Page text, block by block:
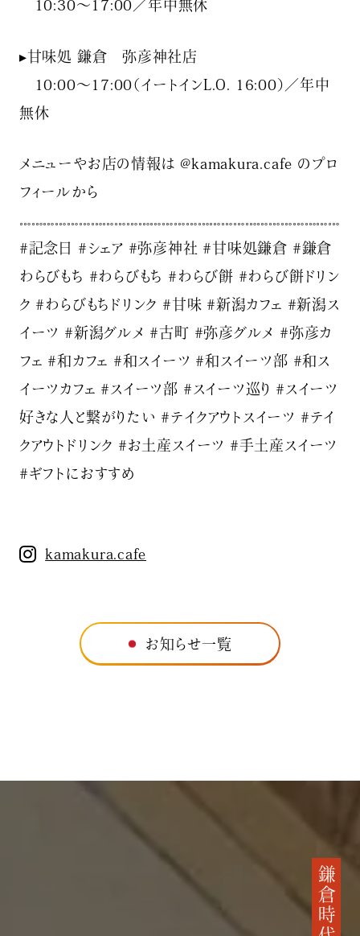
10:30～17:00／年中無休
▸甘味処 鎌倉 弥彦神社店
10:00～17:00（イートインL.O. 16:00）／年中
無休
メニューやお店の情報は @kamakura.cafe のプロ
フィールから
𓏧𓏧𓏧𓏧𓏧𓏧𓏧𓏧𓏧𓏧𓏧𓏧𓏧𓏧𓏧𓏧𓏧𓏧𓏧𓏧𓏧𓏧𓏧𓏧𓏧𓏧𓏧
#記念日 #シェア #弥彦神社 #甘味処鎌倉 #鎌倉
わらびもち #わらびもち #わらび餅 #わらび餅ドリン
ク #わらびもちドリンク #甘味 #新潟カフェ #新潟ス
イーツ #新潟グルメ #古町 #弥彦グルメ #弥彦カ
フェ #和カフェ #和スイーツ #和スイーツ部 #和ス
イーツカフェ #スイーツ部 #スイーツ巡り #スイーツ
好きな人と繋がりたい #テイクアウトスイーツ #テイ
クアウトドリンク #お土産スイーツ #手土産スイーツ
#ギフトにおすすめ
kamakura.cafe
お知らせ一覧